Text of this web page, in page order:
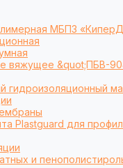
МБПЗ
вяжущее &quot;ПБВ-
гидроизоляционный
Plastguard для
и